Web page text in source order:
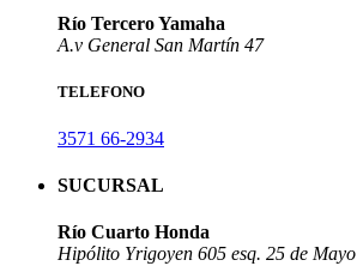
Río Tercero Yamaha
A.v General San Martín 47
TELEFONO
3571 66-2934
SUCURSAL
Río Cuarto Honda
Hipólito Yrigoyen 605 esq. 25 de Mayo